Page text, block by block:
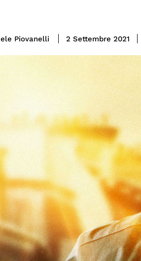
Piovanelli 2 Settembre 2021